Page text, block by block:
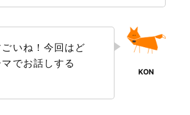
いね！今回はど
でお話しする